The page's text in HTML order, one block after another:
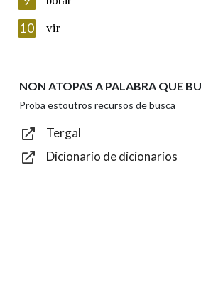
Introduce o código que aparece na
Texto de verificación
10 vir
NON ATOPAS A PALABRA QUE
Proba estoutros recursos de busca
Tergal
Dicionario de dicionarios